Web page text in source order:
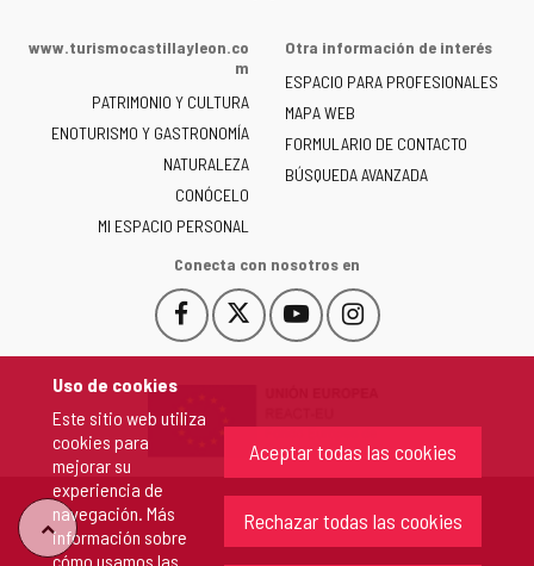
Uso de cookies
Este sitio web utiliza
cookies para
mejorar su
experiencia de
navegación. Más
información sobre
cómo usamos las
Aceptar todas las cookies
Rechazar todas las cookies
la
de
Castilla
y
León
-
www.turismocastillayleon.co
m
PATRIMONIO Y CULTURA
ENOTURISMO Y GASTRONOMÍA
NATURALEZA
CONÓCELO
MI ESPACIO PERSONAL
Otra información de interés
ESPACIO PARA PROFESIONALES
MAPA WEB
FORMULARIO DE CONTACTO
BÚSQUEDA AVANZADA
Conecta con nosotros en
Facebook
Este
enlace
en
nueva.
Este
enlace
una
ventana
nueva.
YouTube
Este
enlace
una
ventana
nueva.
Instagram
Este
enlace
una
ventana
nueva.
"Volver